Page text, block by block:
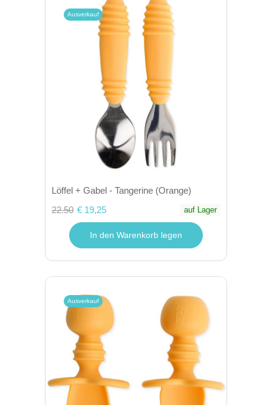
Ausverkauf
Löffel + Gabel - Tangerine (Orange)
22.50 € 19,25 auf Lager
In den Warenkorb legen
Ausverkauf